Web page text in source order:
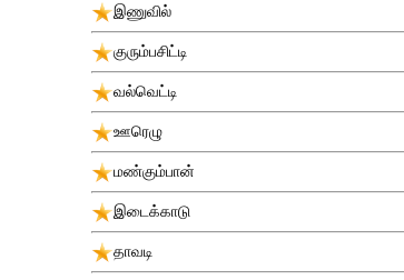
இணுவில்
குரும்பசிட்டி
வல்வெட்டி
ஊரெழு
மண்கும்பான்
இடைக்காடு
தாவடி